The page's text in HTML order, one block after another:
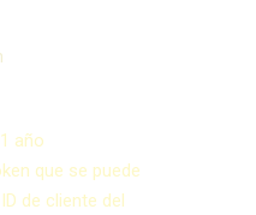
año
que se puede
de cliente del